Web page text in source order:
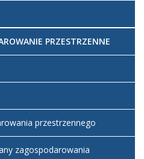
PRZESTRZENNE
przestrzennego
zagospodarowania